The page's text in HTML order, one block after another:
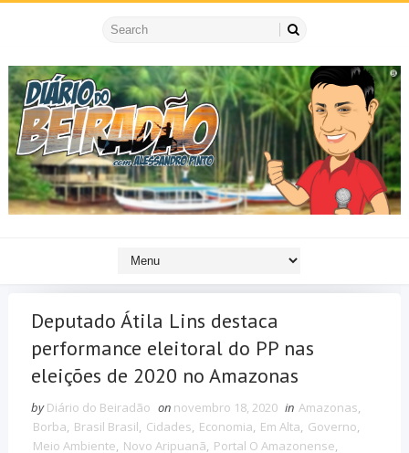
Deputado Átila Lins destaca
performance eleitoral do PP nas
eleições de 2020 no Amazonas
by Diário do Beiradão on novembro 18, 2020 in Amazonas,
Borba, Brasil Brasil, Cidades, Economia, Em Alta, Governo,
Meio Ambiente, Novo Aripuanã, Portal O Amazonense,